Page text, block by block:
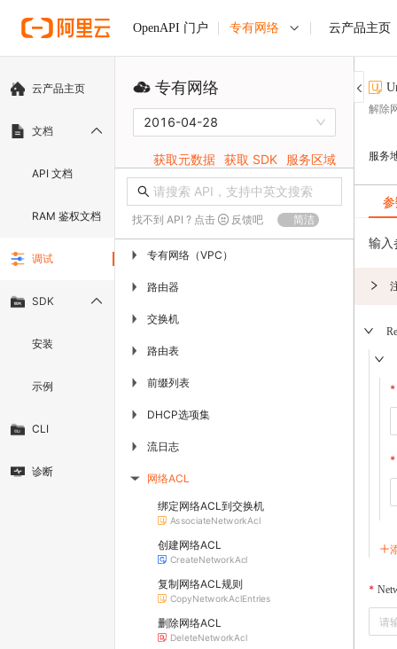
OpenAPI 门户 专有网络 云产品主页
云产品主页
文档
API 文档
RAM 鉴权文档
调试
SDK
安装
示例
CLI
诊断
专有网络
2016-04-28
获取元数据 获取 SDK 服务区域
找不到 API ? 点击 反馈吧 简洁
▶ 专有网络（VPC）
▶ 路由器
▶ 交换机
▶ 路由表
▶ 前缀列表
▶ DHCP选项集
▶ 流日志
▶ 网络ACL
绑定网络ACL到交换机
AssociateNetworkAcl
创建网络ACL
CreateNetworkAcl
复制网络ACL规则
CopyNetworkAclEntries
删除网络ACL
DeleteNetworkAcl
解除
服务
输入